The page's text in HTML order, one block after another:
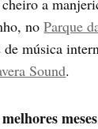
noParque
música
Sound.